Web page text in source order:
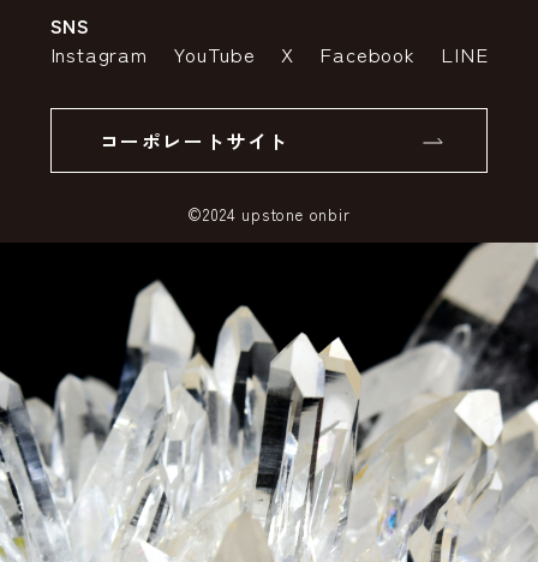
特定商取引法の表示
SSLサーバー証明書とは
SNS
Instagram YouTube X Facebook LINE
コーポレートサイト
©2024 upstone onbir